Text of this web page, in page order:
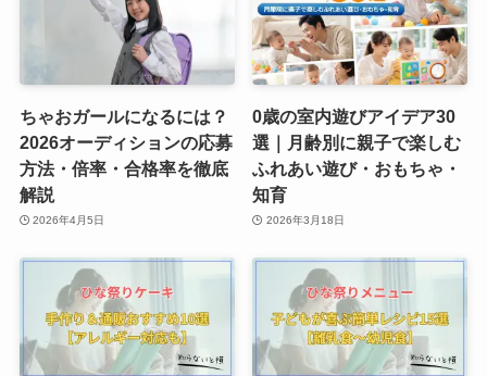
ちゃおガールになるには？
2026オーディションの応募
方法・倍率・合格率を徹底
解説
2026年4月5日
0歳の室内遊びアイデア30
選｜月齢別に親子で楽しむ
ふれあい遊び・おもちゃ・
知育
2026年3月18日